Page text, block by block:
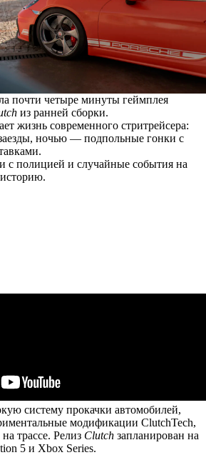
почти четыре минуты геймплея
из ранней сборки.
жизнь современного стритрейсера:
ночью — подпольные гонки с
с полицией и случайные события на
систему прокачки автомобилей,
модификации ClutchTech,
трассе. Релиз Clutch запланирован на
5 и Xbox Series.